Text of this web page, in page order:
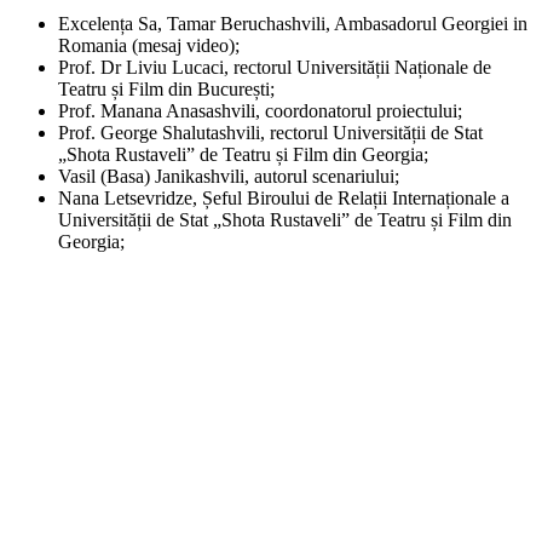
Excelența Sa, Tamar Beruchashvili, Ambasadorul Georgiei in
Romania (mesaj video);
Prof. Dr Liviu Lucaci, rectorul Universității Naționale de
Teatru și Film din București;
Prof. Manana Anasashvili, coordonatorul proiectului;
Prof. George Shalutashvili, rectorul Universității de Stat
„Shota Rustaveli” de Teatru și Film din Georgia;
Vasil (Basa) Janikashvili, autorul scenariului;
Nana Letsevridze, Șeful Biroului de Relații Internaționale a
Universității de Stat „Shota Rustaveli” de Teatru și Film din
Georgia;